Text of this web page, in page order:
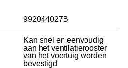
992044027B
Kan snel en eenvoudig
aan het ventilatierooster
van het voertuig worden
bevestigd